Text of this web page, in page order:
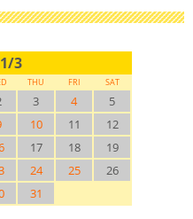
3
THU FRI SAT
3 4
5
10 11
12
17 18
19
24 25
26
31